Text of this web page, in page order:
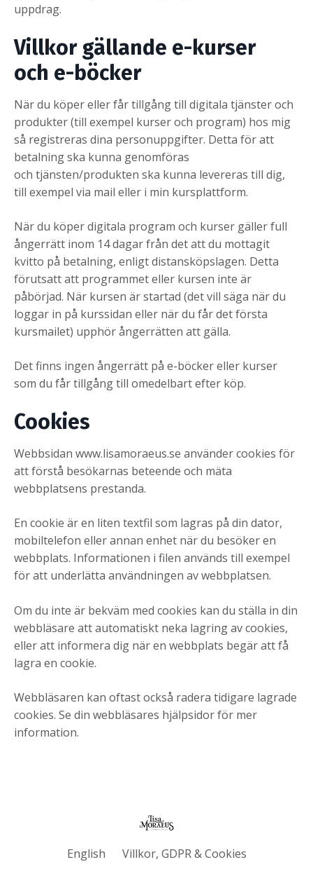
uppdrag.
Villkor gällande e-kurser
och e-böcker
När du köper eller får tillgång till digitala tjänster och
produkter (till exempel kurser och program) hos mig
så registreras dina personuppgifter. Detta för att
betalning ska kunna genomföras
och tjänsten/produkten ska kunna levereras till dig,
till exempel via mail eller i min kursplattform.
När du köper digitala program och kurser gäller full
ångerrätt inom 14 dagar från det att du mottagit
kvitto på betalning, enligt distansköpslagen. Detta
förutsatt att programmet eller kursen inte är
påbörjad. När kursen är startad (det vill säga när du
loggar in på kurssidan eller när du får det första
kursmailet) upphör ångerrätten att gälla.
Det finns ingen ångerrätt på e-böcker eller kurser
som du får tillgång till omedelbart efter köp.
Cookies
Webbsidan www.lisamoraeus.se använder cookies för
att förstå besökarnas beteende och mäta
webbplatsens prestanda.
En cookie är en liten textfil som lagras på din dator,
mobiltelefon eller annan enhet när du besöker en
webbplats. Informationen i filen används till exempel
för att underlätta användningen av webbplatsen.
Om du inte är bekväm med cookies kan du ställa in din
webbläsare att automatiskt neka lagring av cookies,
eller att informera dig när en webbplats begär att få
lagra en cookie.
Webbläsaren kan oftast också radera tidigare lagrade
cookies. Se din webbläsares hjälpsidor för mer
information.
English Villkor, GDPR & Cookies